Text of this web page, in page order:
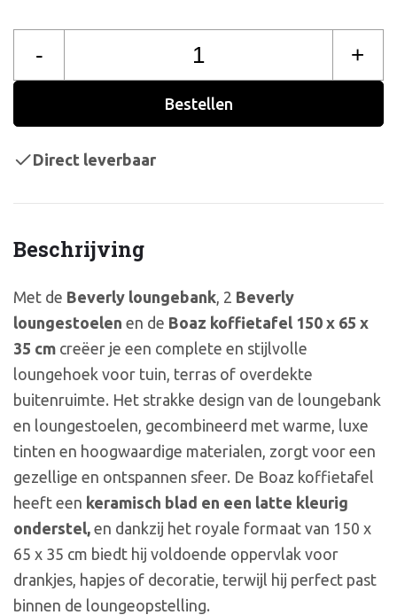
Beschrijving
Met de Beverly loungebank , 2 Beverly
loungestoelen en de Boaz koffietafel 150 x 65 x
35 cm creëer je een complete en stijlvolle
loungehoek voor tuin, terras of overdekte
buitenruimte. Het strakke design van de loungebank
en loungestoelen, gecombineerd met warme, luxe
tinten en hoogwaardige materialen, zorgt voor een
gezellige en ontspannen sfeer. De Boaz koffietafel
heeft een keramisch blad en een latte kleurig
onderstel, en dankzij het royale formaat van 150 x
65 x 35 cm biedt hij voldoende oppervlak voor
drankjes, hapjes of decoratie, terwijl hij perfect past
binnen de loungeopstelling.
- +
Bestellen
Direct leverbaar